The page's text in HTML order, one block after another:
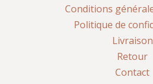
Conditions
Politique de
Livraison
Retour
Contact